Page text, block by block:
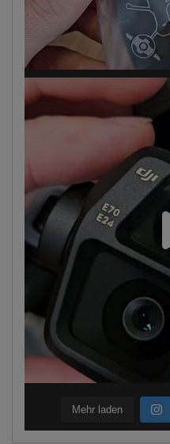
Mehr laden